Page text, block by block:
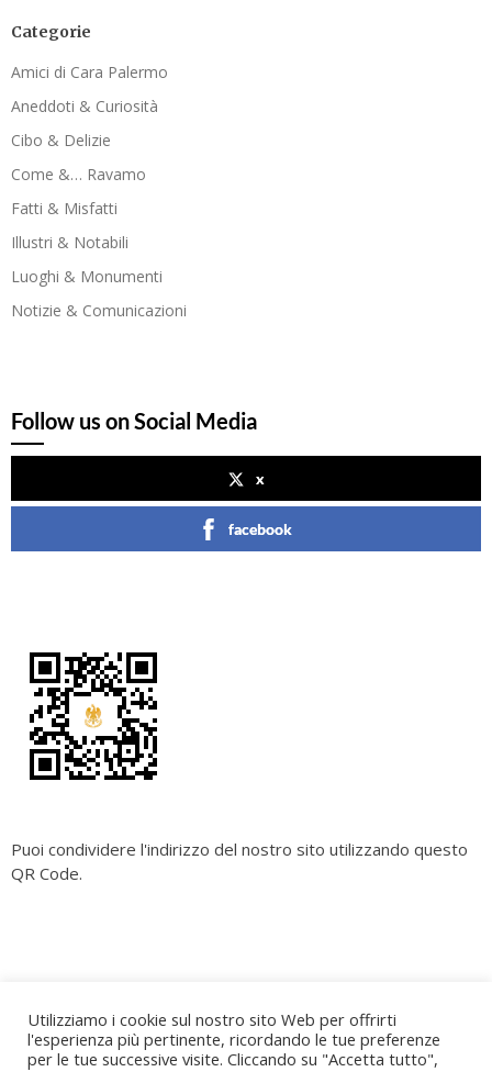
Categorie
Amici di Cara Palermo
Aneddoti & Curiosità
Cibo & Delizie
Come &… Ravamo
Fatti & Misfatti
Illustri & Notabili
Luoghi & Monumenti
Notizie & Comunicazioni
Follow us on Social Media
x
facebook
Puoi condividere l'indirizzo del nostro sito utilizzando questo
QR Code.
Writers Blogily Theme
Utilizziamo i cookie sul nostro sito Web per offrirti
l'esperienza più pertinente, ricordando le tue preferenze
per le tue successive visite. Cliccando su "Accetta tutto",